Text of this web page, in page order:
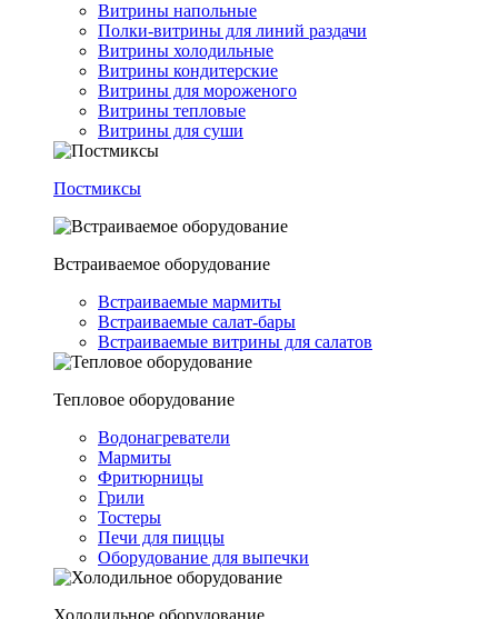
Витрины напольные
Полки-витрины для линий раздачи
Витрины холодильные
Витрины кондитерские
Витрины для мороженого
Витрины тепловые
Витрины для суши
Постмиксы
Встраиваемое оборудование
Встраиваемые мармиты
Встраиваемые салат-бары
Встраиваемые витрины для салатов
Тепловое оборудование
Водонагреватели
Мармиты
Фритюрницы
Грили
Тостеры
Печи для пиццы
Оборудование для выпечки
Холодильное оборудование